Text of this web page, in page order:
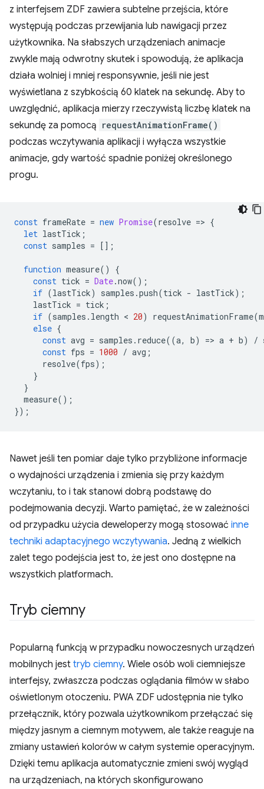
z interfejsem ZDF zawiera subtelne przejścia, które
występują podczas przewijania lub nawigacji przez
użytkownika. Na słabszych urządzeniach animacje
zwykle mają odwrotny skutek i spowodują, że aplikacja
działa wolniej i mniej responsywnie, jeśli nie jest
wyświetlana z szybkością 60 klatek na sekundę. Aby to
uwzględnić, aplikacja mierzy rzeczywistą liczbę klatek na
sekundę za pomocą requestAnimationFrame()
podczas wczytywania aplikacji i wyłącza wszystkie
animacje, gdy wartość spadnie poniżej określonego
progu.
const frameRate = new Promise(resolve => {
let lastTick ;
const samples = [];
function measure()
{
const tick = Date.now();
if (lastTick) samples .push(tick - lastTick);
lastTick = tick ;
if (samples . length < 20) requestAnimationFrame(
else {
const avg = samples . reduce((a, b) => a + b) /
const fps = 1000 / avg ;
resolve(fps);
}
}
measure();
});
Nawet jeśli ten pomiar daje tylko przybliżone informacje
o wydajności urządzenia i zmienia się przy każdym
wczytaniu, to i tak stanowi dobrą podstawę do
podejmowania decyzji. Warto pamiętać, że w zależności
od przypadku użycia deweloperzy mogą stosować inne
techniki adaptacyjnego wczytywania. Jedną z wielkich
zalet tego podejścia jest to, że jest ono dostępne na
wszystkich platformach.
Tryb ciemny
Popularną funkcją w przypadku nowoczesnych urządzeń
mobilnych jest tryb ciemny. Wiele osób woli ciemniejsze
interfejsy, zwłaszcza podczas oglądania filmów w słabo
oświetlonym otoczeniu. PWA ZDF udostępnia nie tylko
przełącznik, który pozwala użytkownikom przełączać się
między jasnym a ciemnym motywem, ale także reaguje na
zmiany ustawień kolorów w całym systemie operacyjnym.
Dzięki temu aplikacja automatycznie zmieni swój wygląd
na urządzeniach, na których skonfigurowano